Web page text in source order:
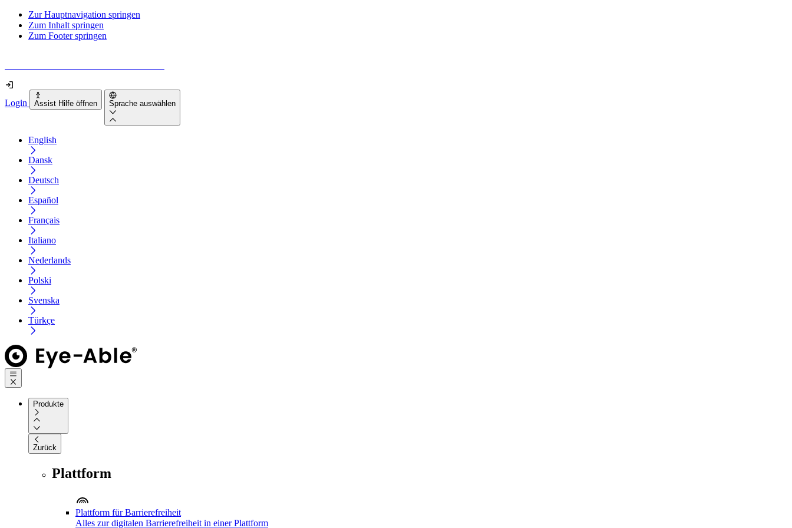
Zur Hauptnavigation springen
Zum Inhalt springen
Zum Footer springen
Login Assist Hilfe öffnen Sprache auswählen
English
Dansk
Deutsch
Español
Français
Italiano
Nederlands
Polski
Svenska
Türkçe
Produkte
Zurück
Plattform
Plattform für Barrierefreiheit
Alles zur digitalen Barrierefreiheit in einer Plattform